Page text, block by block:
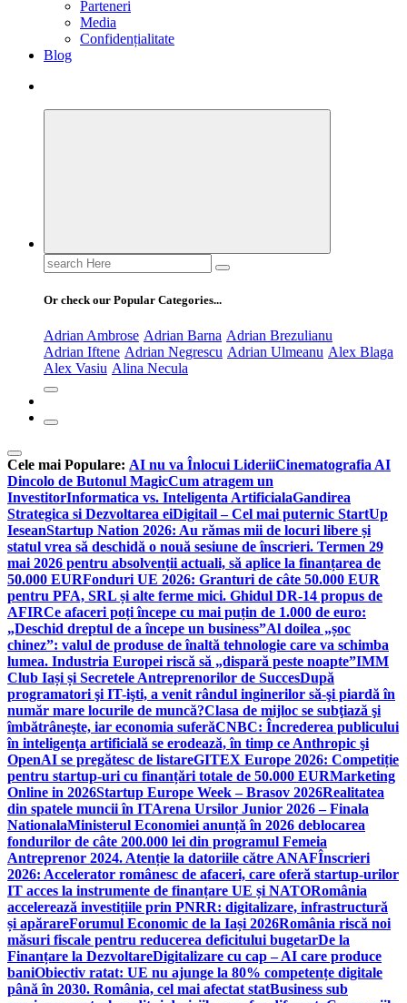
Parteneri
Media
Confidențialitate
Blog
Search
for:
Or check our Popular Categories...
Adrian Ambrose Adrian Barna Adrian Brezulianu
Adrian Iftene Adrian Negrescu Adrian Ulmeanu Alex Blaga
Alex Vasiu Alina Necula
Cele mai Populare: AI nu va Înlocui LideriiCinematografia AI
Dincolo de Butonul MagicCum atragem un
InvestitorInformatica vs. Inteligenta ArtificialaGandirea
Strategica si Dezvoltarea eiDigitail – Cel mai puternic StartUp
IeseanStartup Nation 2026: Au rămas mii de locuri libere și
statul vrea să deschidă o nouă sesiune de înscrieri. Termen 29
mai 2026 pentru absolvenții actuali, să aplice la finanțarea de
50.000 EURFonduri UE 2026: Granturi de câte 50.000 EUR
pentru PFA, SRL și alte ferme mici. Ghidul DR-14 propus de
AFIRCe afaceri poți începe cu mai puțin de 1.000 de euro:
„Deschid dreptul de a începe un business”Al doilea „șoc
chinez”: valul de produse de înaltă tehnologie care va schimba
lumea. Industria Europei riscă să „dispară peste noapte”IMM
Club Iași și Secretele Antreprenorilor de SuccesDupă
programatori şi IT-işti, a venit rândul inginerilor să-şi piardă în
număr mare locurile de muncă?Clasa de mijloc se subţiază şi
îmbătrâneşte, iar economia suferăCNBC: Încrederea publicului
în inteligenţa artificială se erodează, în timp ce Anthropic şi
OpenAI se pregătesc de listareGITEX Europe 2026: Competiție
pentru startup-uri cu finanțări totale de 50.000 EURMarketing
Online in 2026Startup Europe Week – Brasov 2026Realitatea
din spatele muncii în ITArena Ursilor Junior 2026 – Finala
NationalaMinisterul Economiei anunță în 2026 deblocarea
fondurilor de câte 200.000 lei din programul Femeia
Antreprenor 2024. Atenție la datoriile către ANAFÎnscrieri
2026: Accelerator românesc de afaceri, care oferă startup-urilor
IT acces la instrumente de finanțare UE și NATORomânia
accelerează investițiile prin PNRR: digitalizare, infrastructură
și apărareForumul Economic de la Iași 2026România riscă noi
măsuri fiscale pentru reducerea deficitului bugetarDe la
Finanțare la DezvoltareDigitalizare cu cap – AI care produce
baniObiectiv ratat: UE nu ajunge la 80% competențe digitale
până în 2030. România, cel mai afectat statBusiness sub